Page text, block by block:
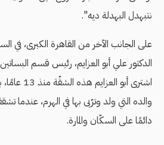
نتبهدل البهدلة ديه".
على الجانب الآخر من القاهرة الكبرى، في
الدكتور علي أبو العزايم، رئيس قسم
اشترى أبو
والده التي ولد وترّبى بها في الهرم، عندما
دائمًا على السكّان والمارة.